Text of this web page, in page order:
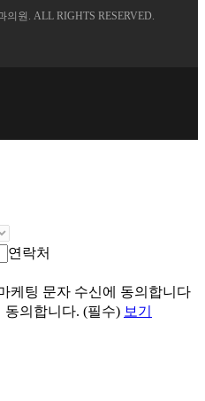
의원 . ALL RIGHTS RESERVED.
연락처
케팅 문자 수신에 동의합니다
의합니다. (필수) 보기